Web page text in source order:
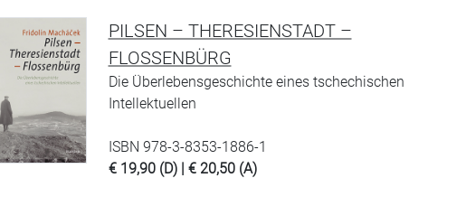
PILSEN – THERESIENSTADT –
FLOSSENBÜRG
Die Überlebensgeschichte eines tschechischen
Intellektuellen
ISBN 978-3-8353-1886-1
€ 19,90 (D) | € 20,50 (A)